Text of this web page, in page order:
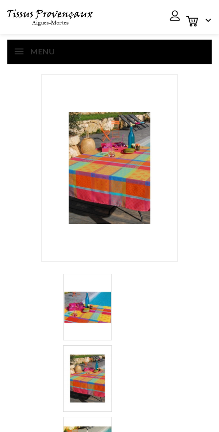

MENU